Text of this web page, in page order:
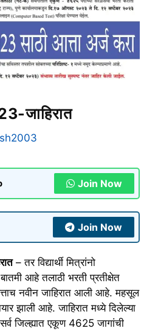
जाहिरात
Join Now
Join Now
– तर विद्यार्थी मित्रांनो
आहे तलाठी भरती प्रतीक्षेत
नवीन जाहिरात आली आहे. महसूल
झाली आहे. जाहिरात मध्ये दिलेल्या
सर्व जिल्ह्यात एकूण 4625 जागांची